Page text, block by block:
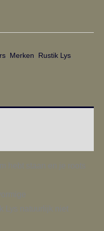
Merken Rustik Lys
hebt staan en je roots
Lys natuurlijk niet